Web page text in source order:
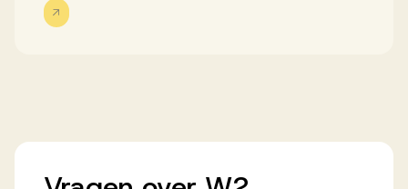
Vervulde vacatures
Ons team